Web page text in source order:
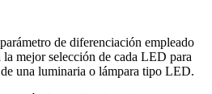
de diferenciación empleado
la mejor selección de cada LED para
una luminaria o lámpara tipo LED.